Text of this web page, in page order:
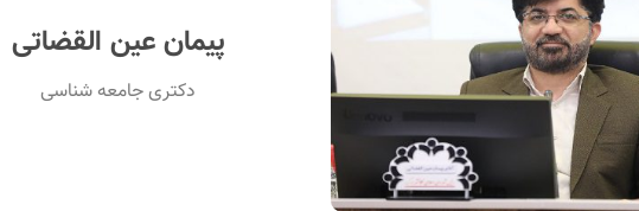
پیمان عین القضاتی
دکتری جامعه شناسی